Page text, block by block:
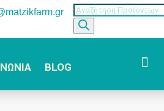
Products
search
BLOG 